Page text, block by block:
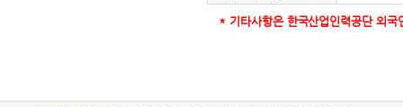
* 기타사항은 한국산업인력공단 외